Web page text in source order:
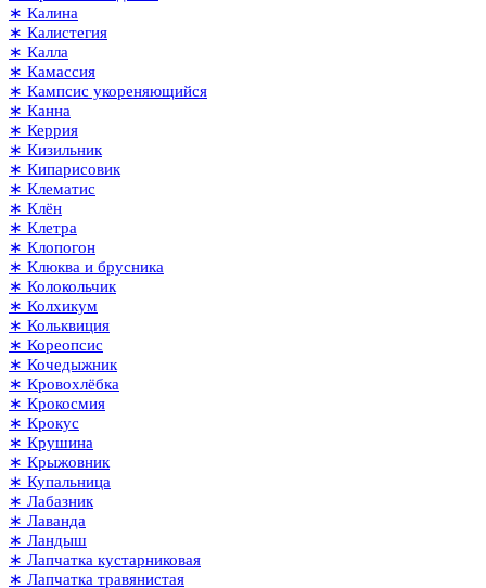
∗ Калина
∗ Калистегия
∗ Калла
∗ Камассия
∗ Кампсис укореняющийся
∗ Канна
∗ Керрия
∗ Кизильник
∗ Кипарисовик
∗ Клематис
∗ Клён
∗ Клетра
∗ Клопогон
∗ Клюква и брусника
∗ Колокольчик
∗ Колхикум
∗ Кольквиция
∗ Кореопсис
∗ Кочедыжник
∗ Кровохлёбка
∗ Крокосмия
∗ Крокус
∗ Крушина
∗ Крыжовник
∗ Купальница
∗ Лабазник
∗ Лаванда
∗ Ландыш
∗ Лапчатка кустарниковая
∗ Лапчатка травянистая